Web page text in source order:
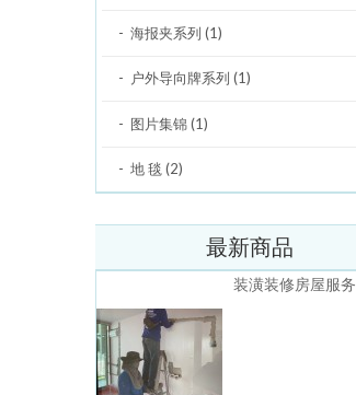
海报夹系列 (1)
户外导向牌系列 (1)
图片集锦 (1)
地 毯 (2)
最新商品
装潢装修房屋服务